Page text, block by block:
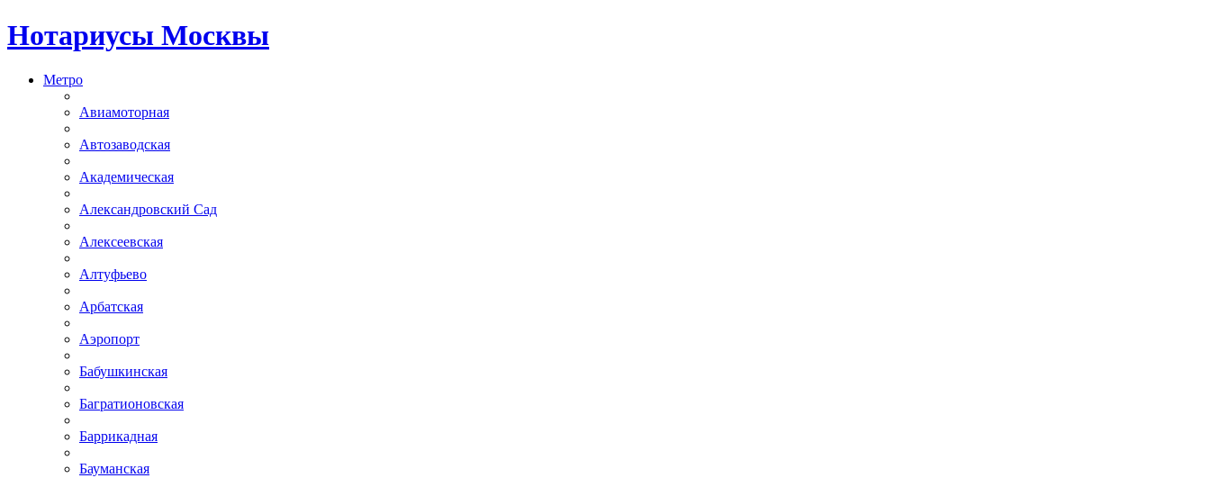
Нотариусы Москвы
Метро
Авиамоторная
Автозаводская
Академическая
Александровский Сад
Алексеевская
Алтуфьево
Арбатская
Аэропорт
Бабушкинская
Багратионовская
Баррикадная
Бауманская